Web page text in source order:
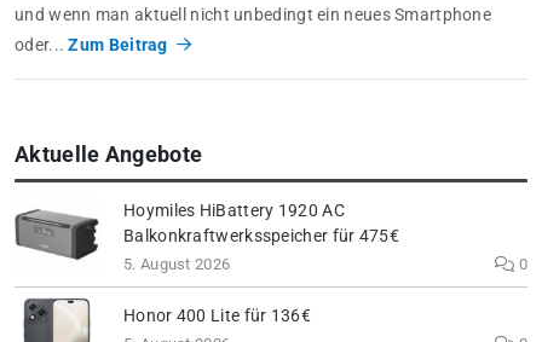
und wenn man aktuell nicht unbedingt ein neues Smartphone
oder...Zum Beitrag
Aktuelle Angebote
Hoymiles HiBattery 1920 AC
Balkonkraftwerksspeicher für 475€
5. August 2026 0
Honor 400 Lite für 136€